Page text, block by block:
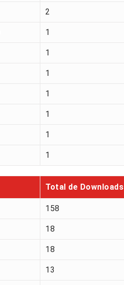
2
1
1
1
1
1
1
1
Total de Downloads
158
18
18
13